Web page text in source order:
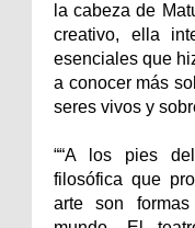
la cabeza de
creativo, ella
esenciales que
a conocer más
seres vivos y
““A los pies
filosófica que
arte son